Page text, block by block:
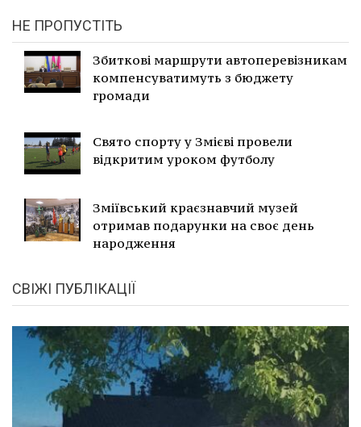
НЕ ПРОПУСТІТЬ
Збиткові маршрути автоперевізникам
компенсуватимуть з бюджету
громади
Свято спорту у Змієві провели
відкритим уроком футболу
Зміївський краєзнавчий музей
отримав подарунки на своє день
народження
СВІЖІ ПУБЛІКАЦІЇ